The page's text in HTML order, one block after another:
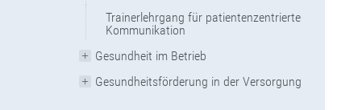
Trainerlehrgang für patientenzentrierte
Kommunikation
Gesundheit im Betrieb
Gesundheitsförderung in der Versorgung